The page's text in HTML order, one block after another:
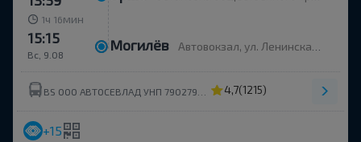
1ч 16 мин
Вс, 9.08
15:15 Могилёв Автовокзал, ул. Ленинская 93
4,7(1215)
+15